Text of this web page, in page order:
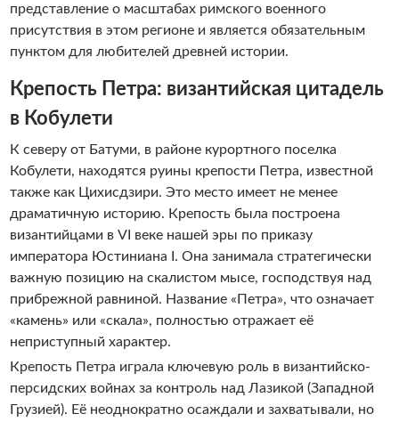
представление о масштабах римского военного
присутствия в этом регионе и является обязательным
пунктом для любителей древней истории.
Крепость Петра: византийская цитадель
в Кобулети
К северу от Батуми, в районе курортного поселка
Кобулети, находятся руины крепости Петра, известной
также как Цихисдзири. Это место имеет не менее
драматичную историю. Крепость была построена
византийцами в VI веке нашей эры по приказу
императора Юстиниана I. Она занимала стратегически
важную позицию на скалистом мысе, господствуя над
прибрежной равниной. Название «Петра», что означает
«камень» или «скала», полностью отражает её
неприступный характер.
Крепость Петра играла ключевую роль в византийско-
персидских войнах за контроль над Лазикой (Западной
Грузией). Её неоднократно осаждали и захватывали, но